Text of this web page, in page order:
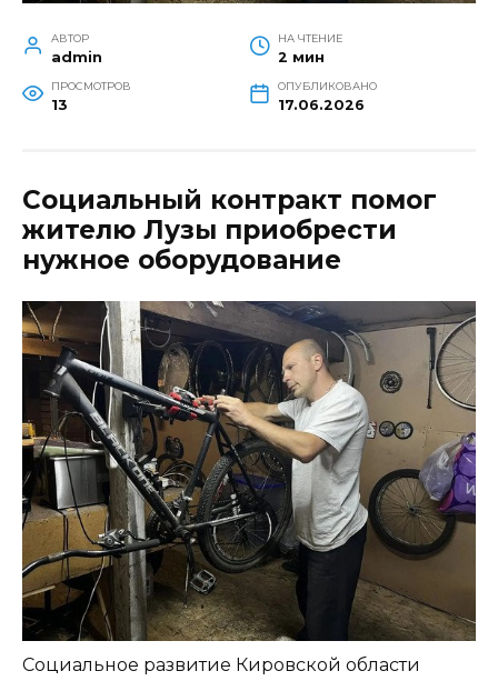
АВТОР
admin
НА ЧТЕНИЕ
2 мин
ПРОСМОТРОВ
13
ОПУБЛИКОВАНО
17.06.2026
Социальный контракт помог
жителю Лузы приобрести
нужное оборудование
Социальное развитие Кировской области